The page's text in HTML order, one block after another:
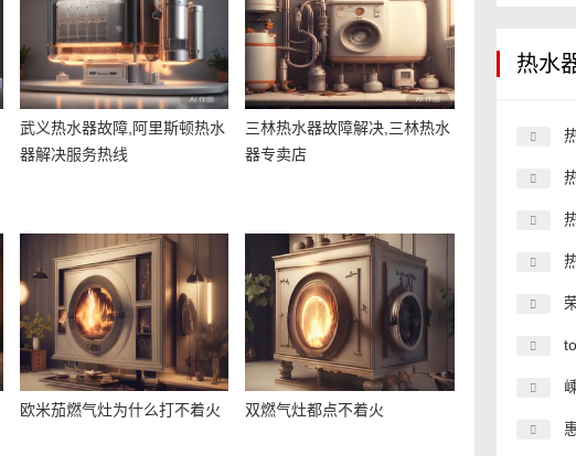
武义热水器故障,阿里斯顿热水
器解决服务热线
三林热水器故障解决,三林热水
器专卖店
欧米茄燃气灶为什么打不着火 双燃气灶都点不着火
热水